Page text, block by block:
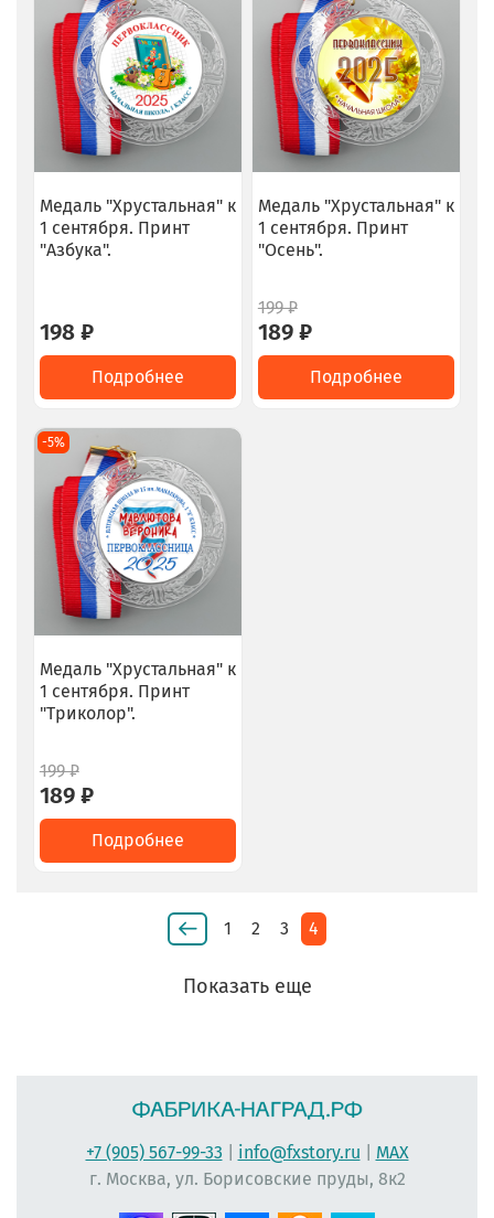
Медаль "Хрустальная" к
1 сентября. Принт
"Азбука".
198 ₽
Подробнее
Медаль "Хрустальная" к
1 сентября. Принт
"Осень".
199 ₽
189 ₽
Подробнее
-5%
Медаль "Хрустальная" к
1 сентября. Принт
"Триколор".
199 ₽
189 ₽
Подробнее
1 2 3 4
Показать еще
+7 (905) 567-99-33 info@fxstory.ru
MAX
г. Москва, ул. Борисовские пруды, 8к2